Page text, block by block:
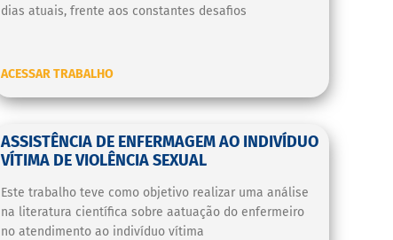
dias atuais, frente aos constantes desafios
ACESSAR TRABALHO
ASSISTÊNCIA DE ENFERMAGEM AO INDIVÍDUO
VÍTIMA DE VIOLÊNCIA SEXUAL
Este trabalho teve como objetivo realizar uma análise
na literatura científica sobre aatuação do enfermeiro
no atendimento ao indivíduo vítima